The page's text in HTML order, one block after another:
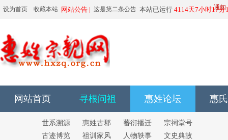
设为首页 收藏本站 本站已运行 4114天7小时17分
网站公告 | 这是第二条公告
网站首页 寻根问祖 惠姓论坛 惠
世系溯源 惠姓古郡 蕃衍播迁
宗祠堂号
古迹博览
祖训家风 人物轶事 文史典故
通知
由于有人恶意运用